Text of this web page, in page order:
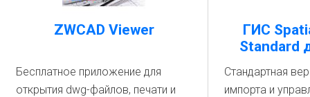
ZWCAD Viewer
Бесплатное приложение для
открытия dwg-файлов, печати и
ГИС
Standard
Стандартная
импорта и